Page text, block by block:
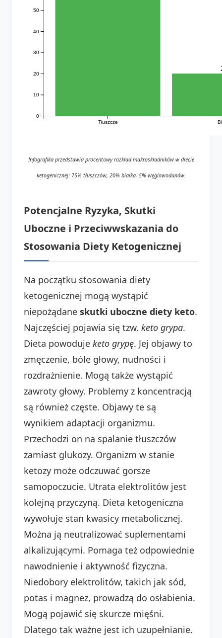
Tłuszcze
0
10
20
30
40
50
Infografika przedstawia procentowy rozkład makroskładników w diecie
ketogenicznej: 75% tłuszczów, 20% białka, 5% węglowodanów.
Potencjalne Ryzyka, Skutki
Uboczne i Przeciwwskazania do
Stosowania Diety Ketogenicznej
Na początku stosowania diety
ketogenicznej mogą wystąpić
niepożądane skutki uboczne diety keto.
Najczęściej pojawia się tzw. keto grypa.
Dieta powoduje keto grypę. Jej objawy to
zmęczenie, bóle głowy, nudności i
rozdrażnienie. Mogą także wystąpić
zawroty głowy. Problemy z koncentracją
są również częste. Objawy te są
wynikiem adaptacji organizmu.
Przechodzi on na spalanie tłuszczów
zamiast glukozy. Organizm w stanie
ketozy może odczuwać gorsze
samopoczucie. Utrata elektrolitów jest
kolejną przyczyną. Dieta ketogeniczna
wywołuje stan kwasicy metabolicznej.
Można ją neutralizować suplementami
alkalizującymi. Pomaga też odpowiednie
nawodnienie i aktywność fizyczna.
Niedobory elektrolitów, takich jak sód,
potas i magnez, prowadzą do osłabienia.
Mogą pojawić się skurcze mięśni.
Dlatego tak ważne jest ich uzupełnianie.